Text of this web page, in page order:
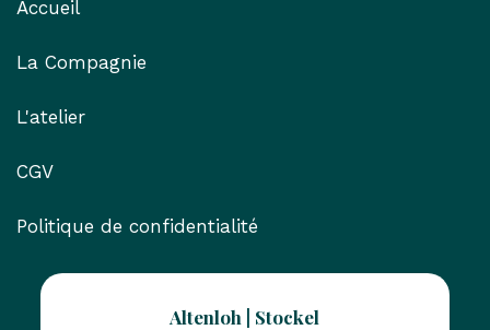
Accueil
La Compagnie
L'atelier
CGV
Politique de confidentialité
Altenloh | Stockel